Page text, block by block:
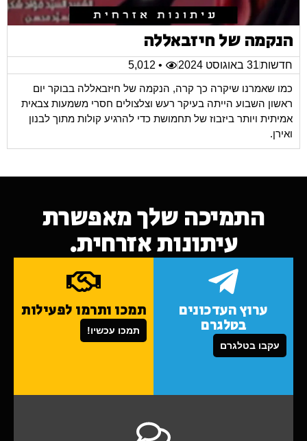
הנקמה של חיזבאללה
חדשות31 באוגוסט 2024
• 5,012
כמו שאמרנו שיקרה כך קרה, הנקמה של חיזבאללה בבוקר יום
ראשון השבוע הייתה בעיקר רעש וצלצולים חסרי משמעות צבאית
אמיתית ויותר ביזבוז של תחמושת כדי להרגיע קולות מתוך לבנון
ואירן.
התמיכה שלך מאפשרת
עיתונות אזרחית.
ערוץ העדכונים
בטלגרם
עקבו בטלגרם
תמכו ותרמו לפעילות
תמכו עכשיו!